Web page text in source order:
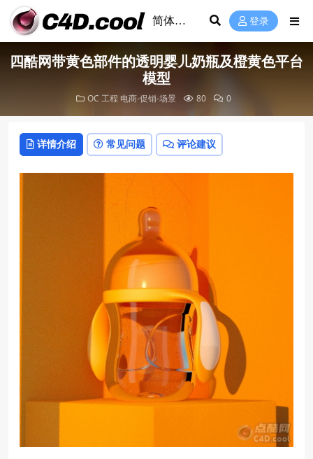
登录
四酷网带黄色部件的透明婴儿奶瓶及橙黄色平台
模型
OC 工程 电商-促销-场景 80 0
详情介绍 常见问题 评论建议